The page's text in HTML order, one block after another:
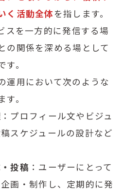
く活動全体を指します。
スを一方的に発信する場
の関係を深める場として
。
運用において次のような
。
：プロフィール文やビジュ
スケジュールの設計など
投稿 ：ユーザーにとって
画・制作し、定期的に発